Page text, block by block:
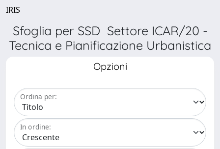
IRIS
Sfoglia per SSD Settore ICAR/20 -
Tecnica e Pianificazione Urbanistica
Opzioni
Ordina per:
In ordine: